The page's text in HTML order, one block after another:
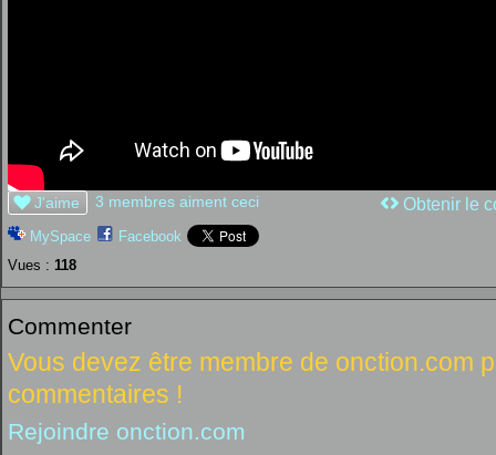
J'aime 3 membres aiment ceci
MySpace
Facebook
Vues : 118
Obtenir le
Commenter
Vous devez être membre de onction.com
commentaires !
Rejoindre onction.com